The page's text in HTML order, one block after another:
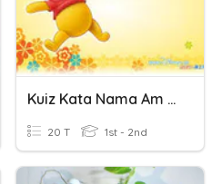
Kuiz Kata Nama Am Dan Kata Nama Khas Tahun 2
20 T 1st - 2nd